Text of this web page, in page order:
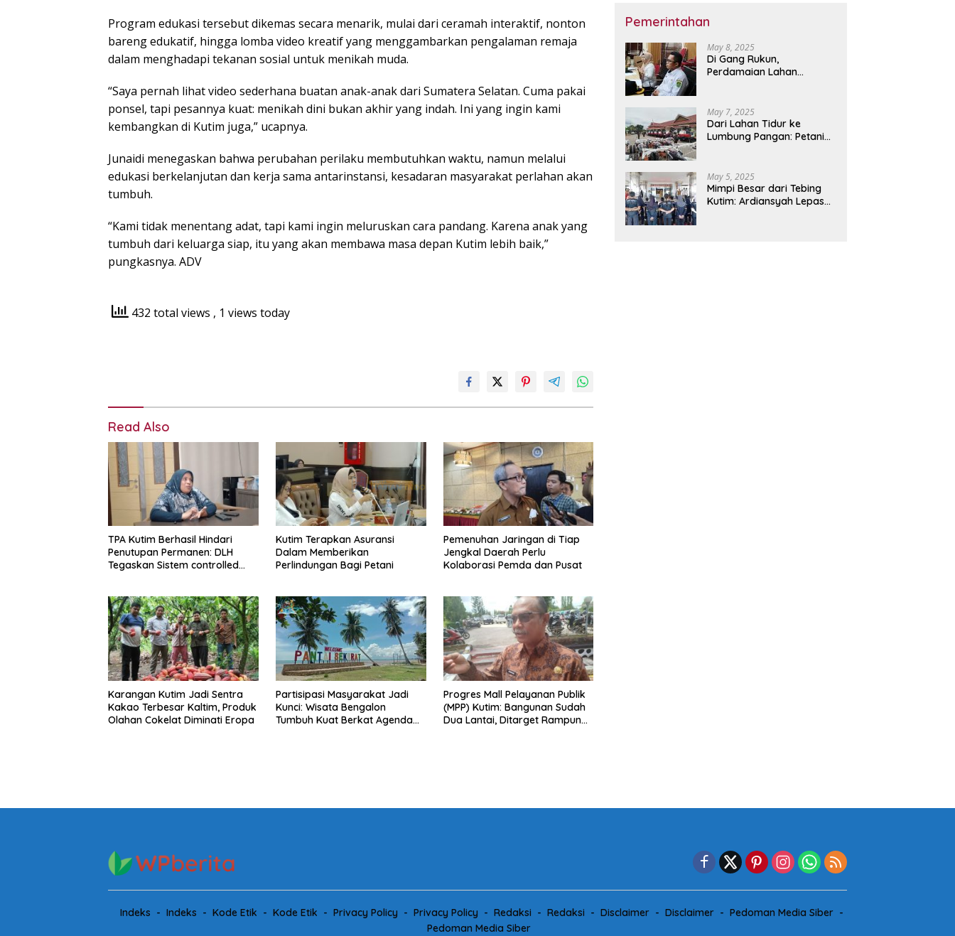
Program edukasi tersebut dikemas secara menarik, mulai dari ceramah interaktif, nonton
bareng edukatif, hingga lomba video kreatif yang menggambarkan pengalaman remaja
dalam menghadapi tekanan sosial untuk menikah muda.
“Saya pernah lihat video sederhana buatan anak-anak dari Sumatera Selatan. Cuma pakai
ponsel, tapi pesannya kuat: menikah dini bukan akhir yang indah. Ini yang ingin kami
kembangkan di Kutim juga,” ucapnya.
Junaidi menegaskan bahwa perubahan perilaku membutuhkan waktu, namun melalui
edukasi berkelanjutan dan kerja sama antarinstansi, kesadaran masyarakat perlahan akan
tumbuh.
“Kami tidak menentang adat, tapi kami ingin meluruskan cara pandang. Karena anak yang
tumbuh dari keluarga siap, itu yang akan membawa masa depan Kutim lebih baik,”
pungkasnya. ADV
432 total views , 1 views today
Read Also
TPA Kutim Berhasil Hindari
Penutupan Permanen: DLH
Tegaskan Sistem controlled
Kutim Terapkan Asuransi
Dalam Memberikan
Perlindungan Bagi Petani
Pemenuhan Jaringan di Tiap
Jengkal Daerah Perlu
Kolaborasi Pemda dan Pusat
Karangan Kutim Jadi Sentra
Kakao Terbesar Kaltim, Produk
Olahan Cokelat Diminati Eropa
Partisipasi Masyarakat Jadi
Kunci: Wisata Bengalon
Tumbuh Kuat Berkat Agenda
Progres Mall Pelayanan Publik
(MPP) Kutim: Bangunan Sudah
Dua Lantai, Ditarget Rampung
Pemerintahan
May 8, 2025
Di Gang Rukun,
Perdamaian Lahan
May 7, 2025
Dari Lahan Tidur ke
Lumbung Pangan: Petani
May 5, 2025
Mimpi Besar dari Tebing
Kutim: Ardiansyah Lepas
Indeks Indeks Kode Etik Kode Etik Privacy Policy Privacy Policy Redaksi Redaksi Disclaimer Disclaimer
Pedoman Media Siber
Pedoman Media Siber